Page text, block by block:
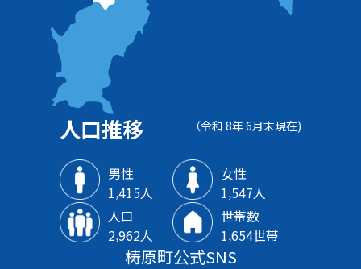
人口推移 （令和 8年 6月末現在)
男性
1‚415人
女性
1‚547人
人口
2‚962人
世帯数
1‚654世帯
梼原町公式SNS